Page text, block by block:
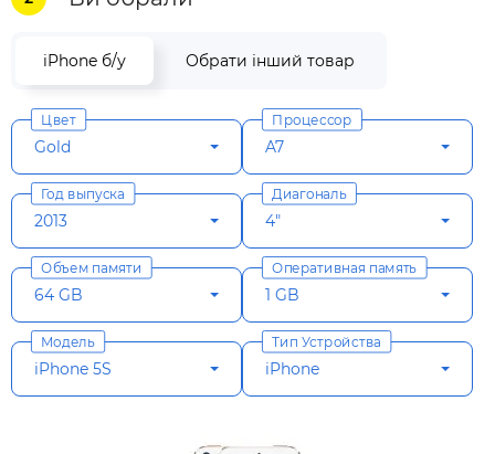
iPhone б/у Обрати інший товар
Цвет
Gold
Процессор
A7
Год выпуска
2013
Диагональ
4"
Объем памяти
64 GB
Оперативная память
1 GB
Модель
iPhone 5S
Тип Устройства
iPhone